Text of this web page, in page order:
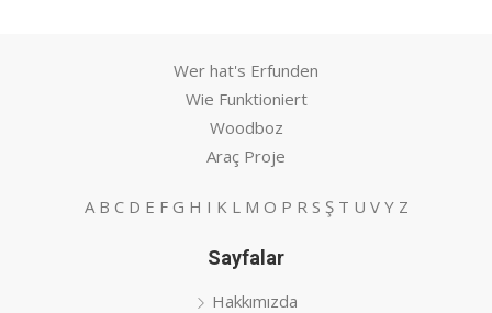
Wer hat's Erfunden
Wie Funktioniert
Woodboz
Araç Proje
A B C D E F G H I K L M O P R S Ş T U V Y Z
Sayfalar
Hakkımızda